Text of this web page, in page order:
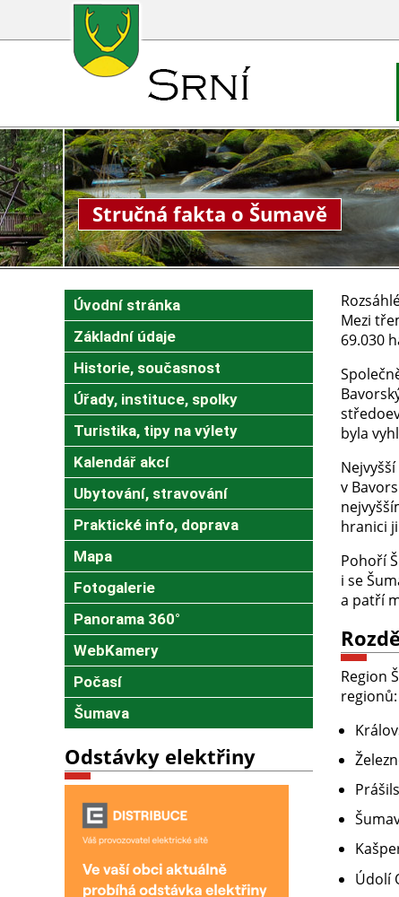
Stručná fakta o Šumavě
Úvodní stránka
Základní údaje
Historie, současnost
Úřady, instituce, spolky
Turistika, tipy na výlety
Kalendář akcí
Ubytování, stravování
Praktické info, doprava
Mapa
Fotogalerie
Panorama 360°
WebKamery
Počasí
Šumava
Odstávky elektřiny
Mezi
69.030
byla
v
hranici
Pohoří
i se
a patří
Region
regionů:
Údolí